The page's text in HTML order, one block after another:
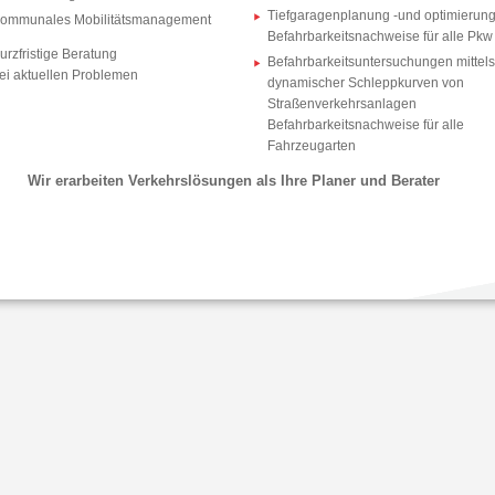
Mobilitätsmanagement
Beratung
aktuellen Problemen
Tiefgaragenplanung -und
Befahrbarkeitsnachweise für alle Pkw
Befahrbarkeitsuntersuchungen mittels
dynamischer Schleppkurven von
Straßenverkehrsanlagen
Befahrbarkeitsnachweise für alle
Fahrzeugarten
Wir erarbeiten Verkehrslösungen als Ihre Planer und Berater